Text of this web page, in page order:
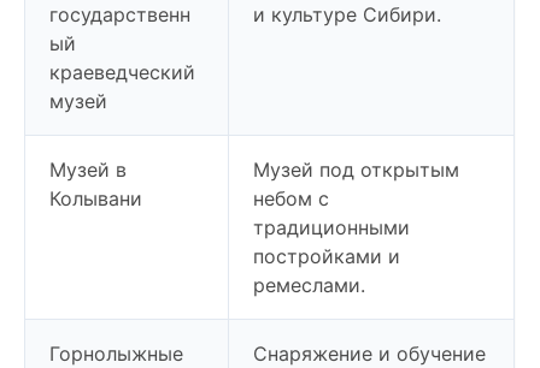
государственн
ый
краеведческий
музей
и культуре Сибири.
Музей в
Колывани
Музей под открытым
небом с
традиционными
постройками и
ремеслами.
Горнолыжные
Снаряжение и обучение